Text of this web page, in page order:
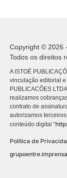
Copyright © 2026
Todos os direitos
A ISTOÉ
vinculação editorial e
PUBLICACÕES
realizamos
contrato de
autorizamos
conteúdo digital “
Política de